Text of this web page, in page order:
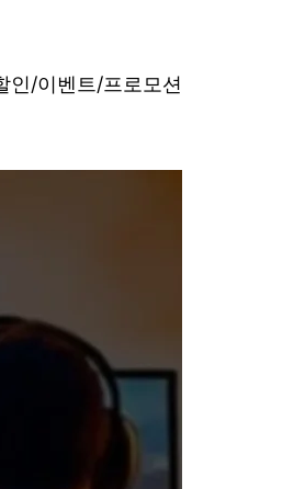
인/이벤트/프로모션